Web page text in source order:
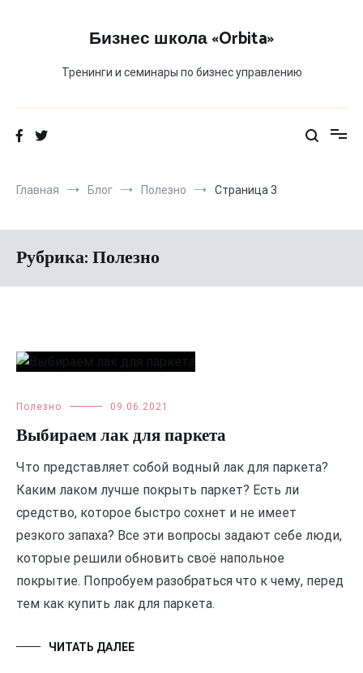
Бизнес школа «Orbita»
Тренинги и семинары по бизнес управлению
Главная Блог Полезно Страница 3
Рубрика:Полезно
Полезно 09.06.2021
Выбираем лак для паркета
Что представляет собой водный лак для паркета?
Каким лаком лучше покрыть паркет? Есть ли
средство, которое быстро сохнет и не имеет
резкого запаха? Все эти вопросы задают себе люди,
которые решили обновить своё напольное
покрытие. Попробуем разобраться что к чему, перед
тем как купить лак для паркета.
ЧИТАТЬ ДАЛЕЕ